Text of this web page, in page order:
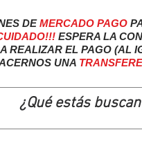
DEMERCADO PAGO
ESPERA LA
REALIZAR EL PAGO (AL
UNA